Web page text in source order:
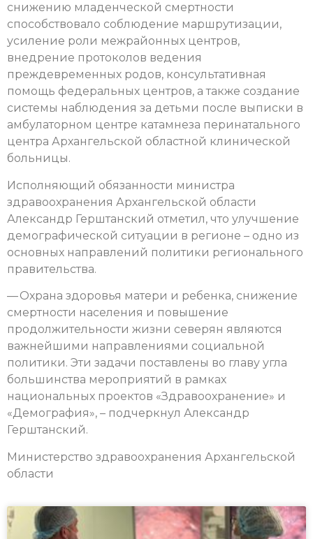
снижению младенческой смертности
способствовало соблюдение маршрутизации,
усиление роли межрайонных центров,
внедрение протоколов ведения
преждевременных родов, консультативная
помощь федеральных центров, а также создание
системы наблюдения за детьми после выписки в
амбулаторном центре катамнеза перинатального
центра Архангельской областной клинической
больницы.
Исполняющий обязанности министра
здравоохранения Архангельской области
Александр Герштанский отметил, что улучшение
демографической ситуации в регионе – одно из
основных направлений политики регионального
правительства.
— Охрана здоровья матери и ребенка, снижение
смертности населения и повышение
продолжительности жизни северян являются
важнейшими направлениями социальной
политики. Эти задачи поставлены во главу угла
большинства мероприятий в рамках
национальных проектов «Здравоохранение» и
«Демография», – подчеркнул Александр
Герштанский.
Министерство здравоохранения Архангельской
области